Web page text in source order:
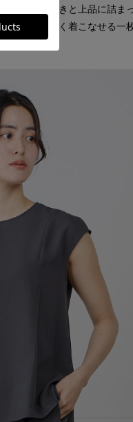
ラッシュあきと上品に詰ま
バランスよく着こなせる一枚